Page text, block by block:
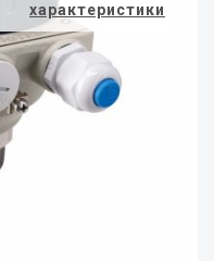
характеристики